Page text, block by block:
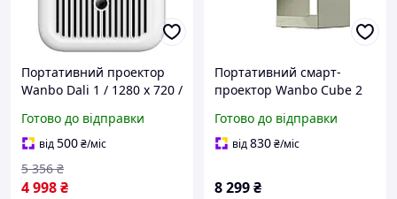
Портативний проектор
Wanbo Dali 1 / 1280 х 720 /
Wi-Fi / Bluetooth
Готово до відправки
від500₴/міс
4 998₴
5 356 ₴
Портативний смарт-
проектор Wanbo Cube 2
lm / Android TV 11.0 / Wi-Fi
/ Bluetooth / Зелений
Готово до відправки
від830₴/міс
8 299₴